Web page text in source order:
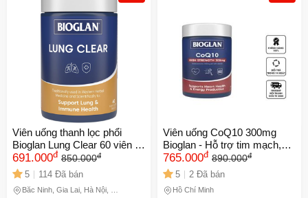
Viên uống thanh lọc phổi
Bioglan Lung Clear 60 viên -
Hỗ trợ làm sạch phổi, giảm ô
nhiễm & tăng cường hô hấp
tự nhiên
691.000đ 850.000đ
5 114 Đã bán
Bắc Ninh, Gia Lai, Hà Nội, Hồ
Viên uống CoQ10 300mg
Bioglan - Hỗ trợ tim mạch,
tăng cường năng lượng và
sức khỏe cơ tim, 60 viên
nang dễ hấp thu
765.000đ 890.000đ
5 2 Đã bán
Hồ Chí Minh
XXX-XXXX
Áp dụng cho đơn hàng từ:
Chỉ áp dụng cho gian hàng:
Ngày hết hạn:
LẤY MÃ NGAY